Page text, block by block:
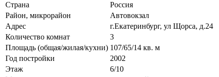
Страна
Россия
Район, микрорайон
Автовокзал
Адрес
г.Екатеринбург, ул Щорса, д.24
Количество комнат
3
Площадь (общая/жилая/кухни) 107/65/14 кв. м
Год постройки
2002
Этаж
6/10